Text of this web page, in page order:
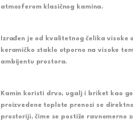
atmosferom klasičnog kamina.
Izrađen je od kvalitetnog čelika
keramičko staklo otporno na visoke
ambijentu prostora.
Kamin koristi drvo, ugalj i briket kao
proizvedene toplote prenosi se
prostoriji, čime se postiže ravnomerno